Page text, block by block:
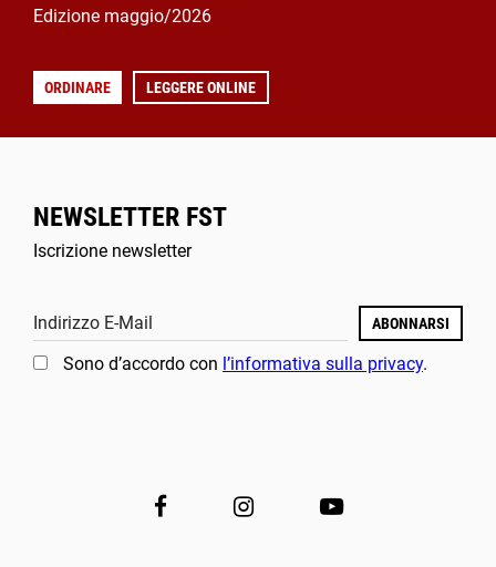
Edizione maggio/2026
ORDINARE LEGGERE ONLINE
NEWSLETTER FST
Iscrizione newsletter
Indirizzo E-Mail ABONNARSI
Sono d’accordo con l’informativa sulla privacy.